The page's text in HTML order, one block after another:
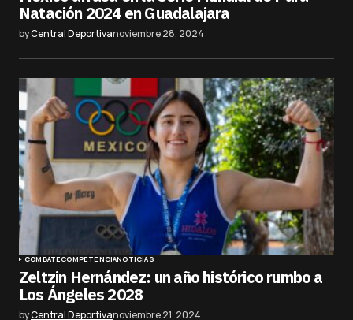
Natación 2024 en Guadalajara
byCentral Deportivanoviembre 28, 2024
COMBATECOMPETENCIANOTICIAS
Zeltzin Hernández: un año histórico rumbo a
Los Ángeles 2028
byCentral Deportivanoviembre 21, 2024